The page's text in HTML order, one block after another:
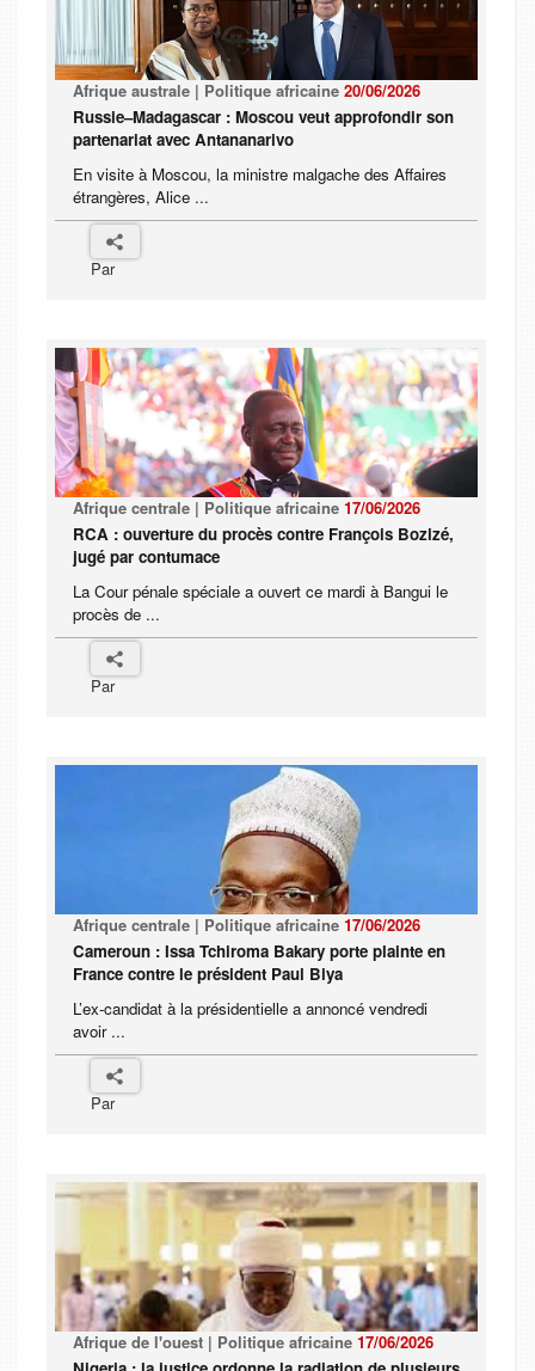
Afrique australe | Politique africaine 20/06/2026
Russie–Madagascar : Moscou veut approfondir son
partenariat avec Antananarivo
En visite à Moscou, la ministre malgache des Affaires
étrangères, Alice ...
Par
Afrique centrale | Politique africaine 17/06/2026
RCA : ouverture du procès contre François Bozizé,
jugé par contumace
La Cour pénale spéciale a ouvert ce mardi à Bangui le
procès de ...
Par
Afrique centrale | Politique africaine 17/06/2026
Cameroun : Issa Tchiroma Bakary porte plainte en
France contre le président Paul Biya
L’ex-candidat à la présidentielle a annoncé vendredi
avoir ...
Par
Afrique de l'ouest | Politique africaine 17/06/2026